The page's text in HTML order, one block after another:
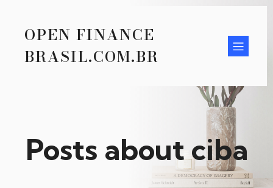
OPEN FINANCE
BRASIL.COM.BR
Posts about ciba